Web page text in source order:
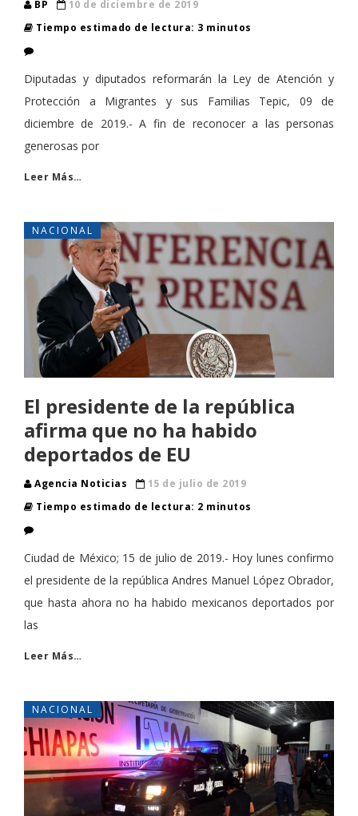
BP
10 de diciembre de 2019
Tiempo estimado de lectura: 3 minutos
Diputadas y diputados reformarán la Ley de Atención y
Protección a Migrantes y sus Familias Tepic, 09 de
diciembre de 2019.- A fin de reconocer a las personas
generosas por
Leer Más…
NACIONAL
El presidente de la república
afirma que no ha habido
deportados de EU
Agencia Noticias
15 de julio de 2019
Tiempo estimado de lectura: 2 minutos
Ciudad de México; 15 de julio de 2019.- Hoy lunes confirmo
el presidente de la república Andres Manuel López Obrador,
que hasta ahora no ha habido mexicanos deportados por
las
Leer Más…
NACIONAL